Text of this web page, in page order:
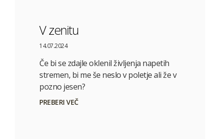
V zenitu
14.07.2024
Če bi se zdajle oklenil življenja napetih
stremen, bi me še neslo v poletje ali že v
pozno jesen?
PREBERI VEČ